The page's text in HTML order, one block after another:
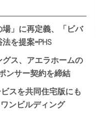
」に再定義、「ビバ
を提案=PHS
ス、アエラホームの
ンサー契約を締結
スを共同住宅版にも
ンビルディング